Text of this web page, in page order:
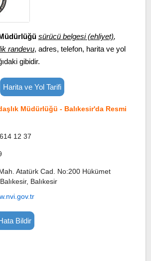
sürücü belgesi (ehliyet),
randevu, adres, telefon, harita ve yol
gibidir.
Harita ve Yol Tarifi
Müdürlüğü - Balıkesir'da Resmi
12 37
Atatürk Cad. No:200 Hükümet
Balıkesir
Bildir